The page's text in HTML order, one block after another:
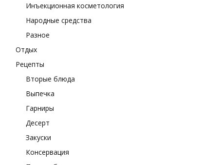
Инъекционная косметология
Народные средства
Разное
Отдых
Рецепты
Вторые блюда
Выпечка
Гарниры
Десерт
Закуски
Консервация